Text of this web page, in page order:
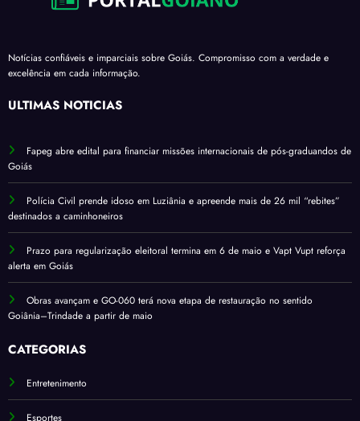
Notícias confiáveis e imparciais sobre Goiás. Compromisso com a verdade e
excelência em cada informação.
ÚLTIMAS NOTÍCIAS
Fapeg abre edital para financiar missões internacionais de pós-graduandos de
Goiás
Polícia Civil prende idoso em Luziânia e apreende mais de 26 mil “rebites”
destinados a caminhoneiros
Prazo para regularização eleitoral termina em 6 de maio e Vapt Vupt reforça
alerta em Goiás
Obras avançam e GO-060 terá nova etapa de restauração no sentido
Goiânia–Trindade a partir de maio
CATEGORIAS
Entretenimento
Esportes